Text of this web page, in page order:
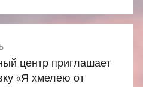
центр приглашает
«Я хмелею от